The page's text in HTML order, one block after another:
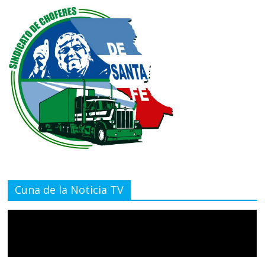
Cuna de la Noticia TV